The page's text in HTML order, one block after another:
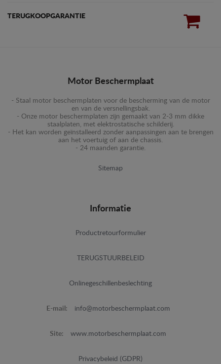
TERUGKOOPGARANTIE
Motor Beschermplaat
- Staal motor beschermplaten voor de bescherming van de motor
en van de versnellingsbak.
- Onze motor beschermplaten zijn gemaakt van 2-3 mm dikke
staalplaten, met elektrostatische schilderij.
- Het kan worden geïnstalleerd zonder aanpassingen aan te brengen
aan het voertuig of aan de chassis.
- 24 maanden garantie.
Sitemap
Informatie
Productretourformulier
TERUGSTUURBELEID
Onlinegeschillenbeslechting
E-mail: info@motorbeschermplaat.com
Site: www.motorbeschermplaat.com
Privacybeleid (GDPR)